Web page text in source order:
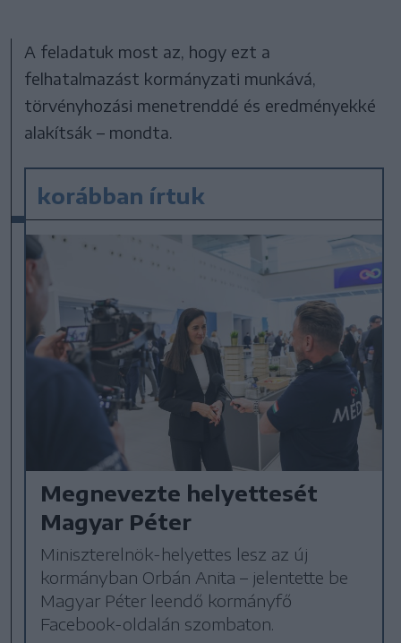
A feladatuk most az, hogy ezt a
felhatalmazást kormányzati munkává,
törvényhozási menetrenddé és eredményekké
alakítsák – mondta.
korábban írtuk
Megnevezte helyettesét
Magyar Péter
Miniszterelnök-helyettes lesz az új
kormányban Orbán Anita – jelentette be
Magyar Péter leendő kormányfő
Facebook-oldalán szombaton.